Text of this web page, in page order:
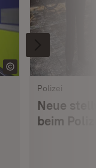
Polizei
Neue
beim